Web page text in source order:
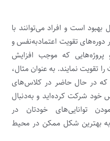
است و افراد می‌توانند با
تقویت اعتمادبه‌نفس و
که موجب افزایش
تقویت نمایند. به عنوان مثال،
که در حال حاضر در کلاس‌های
خود شرکت کرده‌اید و به‌دنبال
توانایی‌های خودتان در
بهترین شکل ممکن در محیط